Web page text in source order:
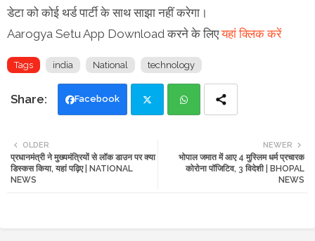
डेटा को कोई थर्ड पार्टी के साथ साझा नहीं करेगा।
Aarogya Setu App Download करने के लिएयहां क्लिक करें
Tags india National technology
Facebook
tte ats
NEWER
भोपाल जमात में आए 4 मुस्लिम धर्म प्रचारक
कोरोना पॉजिटिव, 3 विदेशी | BHOPAL
NEWS
OLDER
प्रधानमंत्री ने मुख्यमंत्रियों से लॉक डाउन पर क्या
डिस्कस किया, यहां पढ़िए | NATIONAL
NEWS